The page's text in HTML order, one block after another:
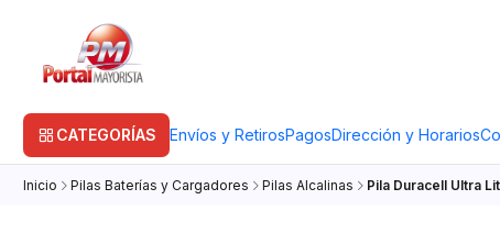
CATEGORÍAS Envíos y RetirosPagosDirección y Horarios
Inicio Pilas Baterías y Cargadores Pilas Alcalinas Pila Duracell Ultra